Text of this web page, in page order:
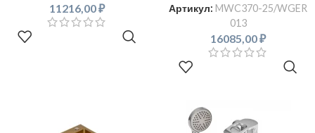
11216,00₽ Артикул: MWC370-25/WGER
013
16085,00₽